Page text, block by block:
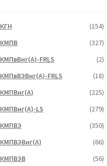
КГН
(154)
КМПВ
(327)
КМПвВнг(А)-FRLS
(2)
КМПвВЭВнг(А)-FRLS
(18)
КМПВнг(А)
(225)
КМПВнг(А)-LS
(279)
КМПВЭ
(350)
КМПВЭBнг(А)
(66)
КМПВЭВ
(56)